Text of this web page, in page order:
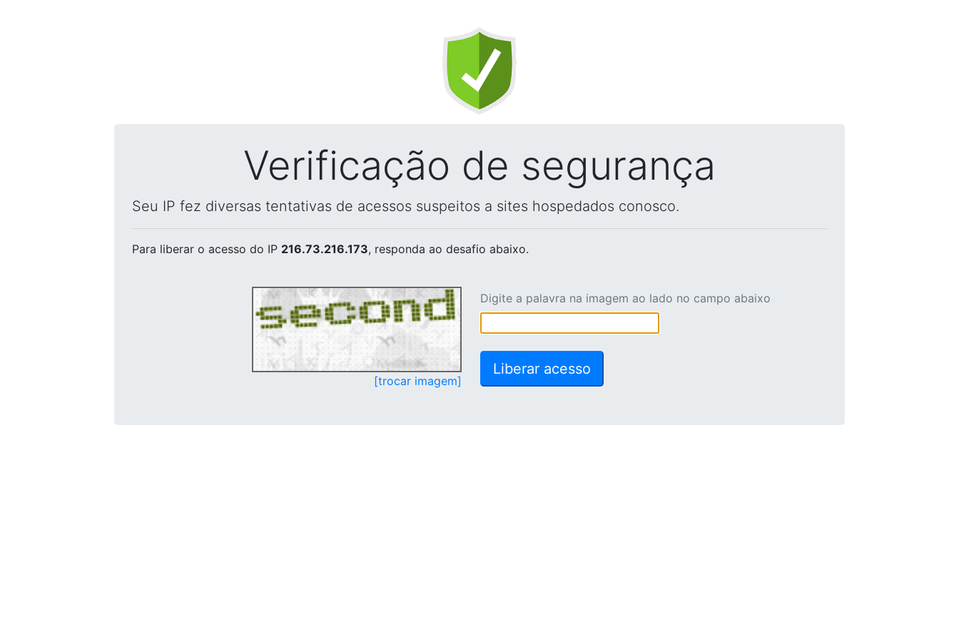
Verificação de segurança
Seu IP fez diversas tentativas de acessos suspeitos a sites hospedados conosco.
Para liberar o acesso do IP 216.73.216.173, responda ao desafio abaixo.
[trocar imagem]
Digite a palavra na imagem ao lado no campo abaixo